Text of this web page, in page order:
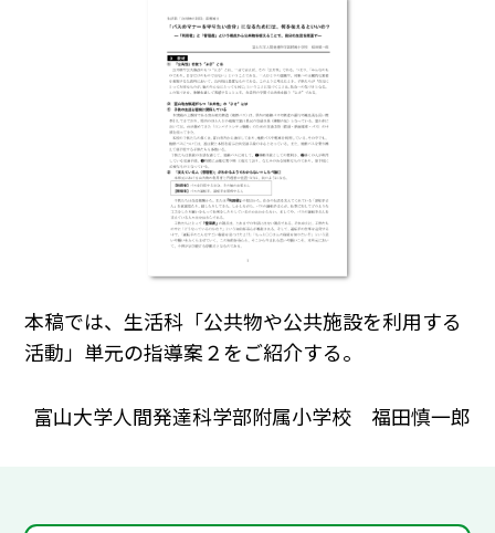
本稿では、生活科「公共物や公共施設を利用する
活動」単元の指導案２をご紹介する。
富山大学人間発達科学部附属小学校 福田慎一郎